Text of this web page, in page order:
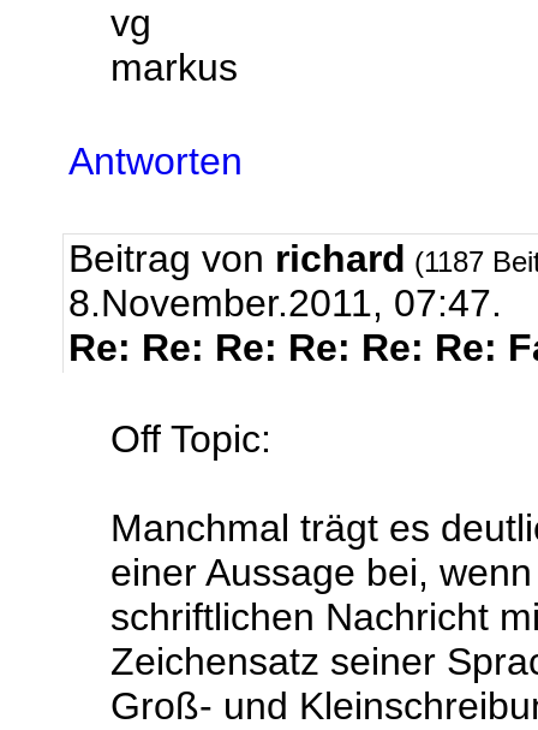
vg
markus
Antworten
Beitrag von richard (1187
8.November.2011, 07:47.
Re: Re: Re: Re: Re: Re:
Off Topic:
Manchmal trägt es
einer Aussage bei,
schriftlichen Nachricht
Zeichensatz seiner
Groß- und